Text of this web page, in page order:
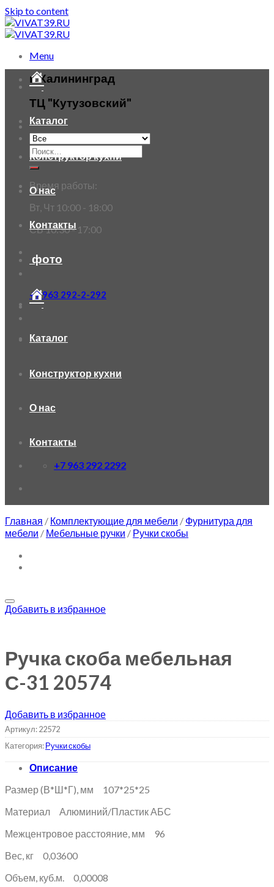
Skip to content
Menu
г. Калининград
ТЦ "Кутузовский"
Время работы:
Вт, Чт 10:00 - 18:00
СБ 10:30 - 17:00
+7 963 292-2-292
Каталог
Конструктор кухни
О нас
Контакты
фото
Каталог
Конструктор кухни
О нас
Контакты
+7 963 292 2292
Главная / Комплектующие для мебели / Фурнитура для
мебели / Мебельные ручки / Ручки скобы
Добавить в избранное
Ручка скоба мебельная
С-31 20574
Добавить в избранное
Артикул:22572
Категория:Ручки скобы
Описание
Размер (В*Ш*Г), мм 107*25*25
Материал Алюминий/Пластик АБС
Межцентровое расстояние, мм 96
Вес, кг 0,03600
Объем, куб.м. 0,00008